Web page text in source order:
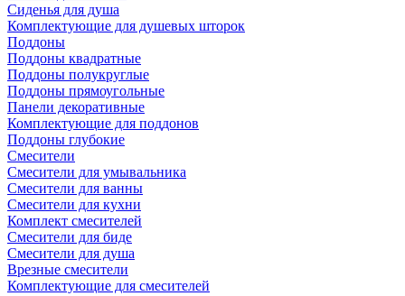
Сиденья для душа
Комплектующие для душевых шторок
Поддоны
Поддоны квадратные
Поддоны полукруглые
Поддоны прямоугольные
Панели декоративные
Комплектующие для поддонов
Поддоны глубокие
Смесители
Смесители для умывальника
Смесители для ванны
Смесители для кухни
Комплект смесителей
Смесители для биде
Смесители для душа
Врезные смесители
Комплектующие для смесителей